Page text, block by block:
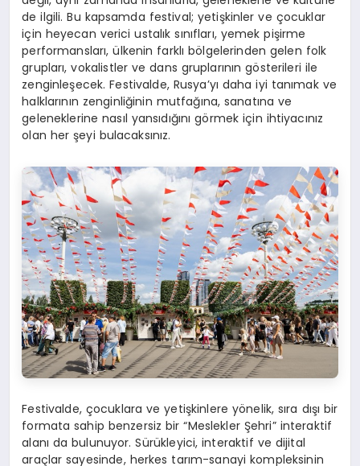
de ilgili. Bu kapsamda festival; yetişkinler ve çocuklar
için heyecan verici ustalık sınıfları, yemek pişirme
performansları, ülkenin farklı bölgelerinden gelen folk
grupları, vokalistler ve dans gruplarının gösterileri ile
zenginleşecek. Festivalde, Rusya’yı daha iyi tanımak ve
halklarının zenginliğinin mutfağına, sanatına ve
geleneklerine nasıl yansıdığını görmek için ihtiyacınız
olan her şeyi bulacaksınız.
Festivalde, çocuklara ve yetişkinlere yönelik, sıra dışı bir
formata sahip benzersiz bir “Meslekler Şehri” interaktif
alanı da bulunuyor. Sürükleyici, interaktif ve dijital
araçlar sayesinde, herkes tarım-sanayi kompleksinin